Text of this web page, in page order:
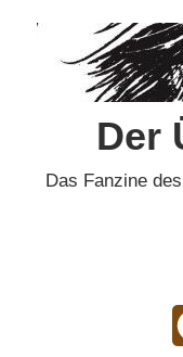
Der
Das Fanzine